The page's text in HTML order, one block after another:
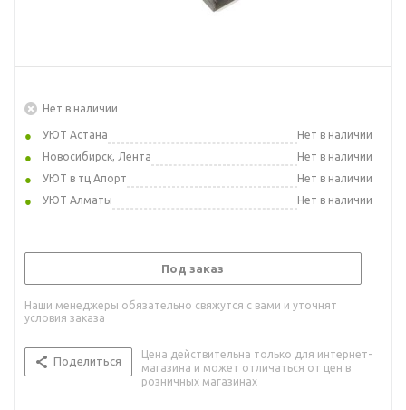
Нет в наличии
УЮТ Астана
Нет в наличии
Новосибирск, Лента
Нет в наличии
УЮТ в тц Апорт
Нет в наличии
УЮТ Алматы
Нет в наличии
Под заказ
Наши менеджеры обязательно свяжутся с вами и уточнят
условия заказа
Поделиться
Цена действительна только для интернет-
магазина и может отличаться от цен в
розничных магазинах